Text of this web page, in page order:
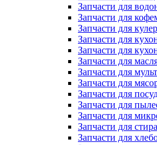
Запчасти для
Запчасти для
Запчасти для
Запчасти для
Запчасти для
Запчасти для
Запчасти для
Запчасти для
Запчасти для
Запчасти для
Запчасти для
Запчасти для
Запчасти для